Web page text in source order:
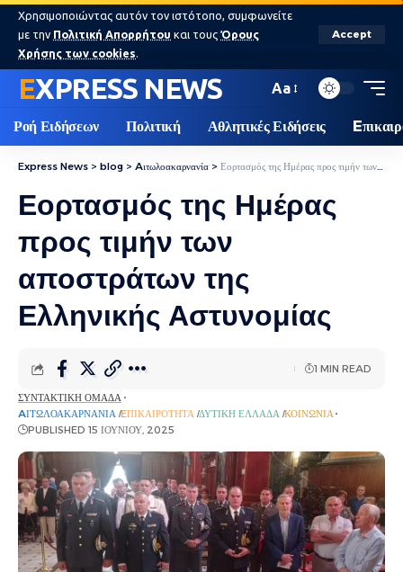
Χρησιμοποιώντας αυτόν τον ιστότοπο, συμφωνείτε
με την Πολιτική Απορρήτου και τους Όρους
Χρήσης των cookies.
Accept
EXPRESS NEWS Aa
Ροή Ειδήσεων Πολιτική Αθλητικές Ειδήσεις
Express News > blog > Aιτωλοακαρνανία > Εορτασμός της Ημέρας προς τιμήν των αποστράτων της Ελληνικής Αστυνομίας
Εορτασμός της Ημέρας
προς τιμήν των
αποστράτων της
Ελληνικής Αστυνομίας
ΣΥΝΤΑΚΤΙΚΉ ΟΜΆΔΑ
AΙΤΩΛΟΑΚΑΡΝΑΝΊΑ EΠΙΚΑΙΡΌΤΗΤΑ ΔΥΤΙΚΉ ΕΛΛΆΔΑ ΚΟΙΝΩΝΊΑ
PUBLISHED 15 ΙΟΥΝΊΟΥ, 2025
1 MIN READ